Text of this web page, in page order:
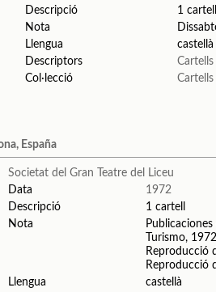
Descripció
1 cartell
Nota
Llengua
castellà
Descriptors
Cartells
Col·lecció
Cartells
España
Societat del Gran Teatre del Liceu
Data
1972
Descripció
1 cartell
Nota
Turismo, 1972
Reproducció
Reproducció
Llengua
castellà